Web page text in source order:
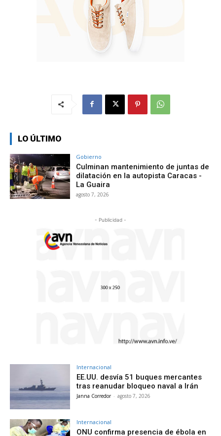
LO ÚLTIMO
Gobierno
Culminan mantenimiento de juntas de
dilatación en la autopista Caracas -
La Guaira
agosto 7, 2026
- Publicidad -
Internacional
EE.UU. desvía 51 buques mercantes
tras reanudar bloqueo naval a Irán
Janna Corredor - agosto 7, 2026
Internacional
ONU confirma presencia de ébola en